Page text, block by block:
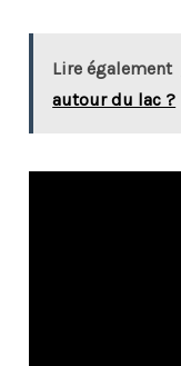
Lire également
autour du lac ?